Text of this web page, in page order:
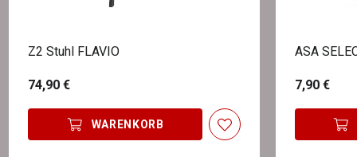
Z2 Stuhl FLAVIO
74,90 €
WARENKORB
ASA
7,90 €